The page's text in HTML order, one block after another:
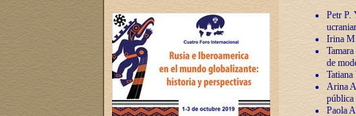
Petr P.
Irina
de
Arina
pública
Paola